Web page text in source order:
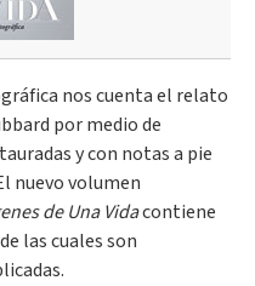
nos cuenta el relato
por medio de
y con notas a pie
nuevo volumen
de Una Vidacontiene
las cuales son